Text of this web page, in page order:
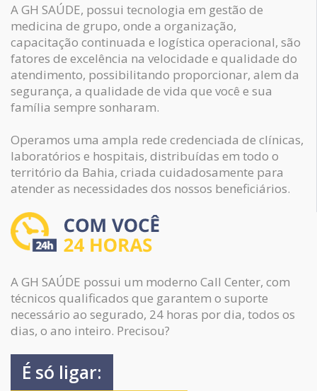
A GH SAÚDE, possui tecnologia em gestão de
medicina de grupo, onde a organização,
capacitação continuada e logística operacional, são
fatores de excelência na velocidade e qualidade do
atendimento, possibilitando proporcionar, alem da
segurança, a qualidade de vida que você e sua
família sempre sonharam.
Operamos uma ampla rede credenciada de clínicas,
laboratórios e hospitais, distribuídas em todo o
território da Bahia, criada cuidadosamente para
atender as necessidades dos nossos beneficiários.
A GH SAÚDE possui um moderno Call Center, com
técnicos qualificados que garantem o suporte
necessário ao segurado, 24 horas por dia, todos os
dias, o ano inteiro. Precisou?
É só ligar: